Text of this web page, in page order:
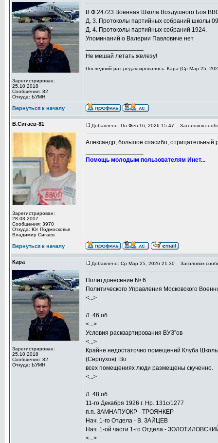
Зарегистрирован:
25.10.2018
Сообщения: 82
Откуда: ЬУМН
В Ф.24723 Военная Школа Воздушного Боя
Д. 3. Протоколы партийных собраний школы
Д. 4. Протоколы партийных собраний 1924.
Упоминаний о Валерии Павловиче нет
Не мешай летать железу!
Последний раз редактировалось: Кара (Ср Мар 25,
Вернуться к началу
В.Сигаев-81
Зарегистрирован:
28.03.2007
Сообщения: 3970
Откуда: Юг Подмосковья
Владимир Сигаев
Добавлено: Пн Фев 16, 2026 15:47 Заголовок
Александр, большое спасибо, отрицательный
Помощь молодым пользователям Инет...
Вернуться к началу
Кара
Зарегистрирован:
25.10.2018
Сообщения: 82
Откуда: ЬУМН
Добавлено: Ср Мар 25, 2026 21:30 Заголовок
Политдонесение № 6
Политического Управления Московского
<...>
Л. 46 об.
<...>
Условия расквартирования ВУЗ”ов
<...>
Крайне недостаточно помещений Клуба
(Серпухов). Во
всех помещениях люди размещены скученно.
<...>
Л. 48 об.
11-го Декабря 1926 г. Нр. 131с/1277
п.п. ЗАМНАПУОКР - ТРОЯНКЕР
Нач. 1-го Отдела - В. ЗАЙЦЕВ
Нач. 1-ой части 1-го Отдела -
<...>